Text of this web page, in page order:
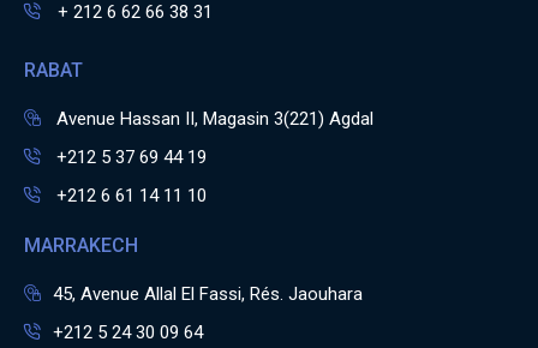
+ 212 6 62 66 38 31
RABAT
Avenue Hassan II, Magasin 3(221) Agdal
+212 5 37 69 44 19
+212 6 61 14 11 10
MARRAKECH
45, Avenue Allal El Fassi, Rés. Jaouhara
+212 5 24 30 09 64